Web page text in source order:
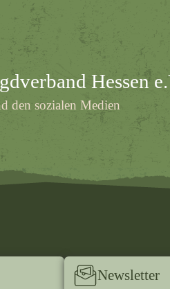
Hessen
den sozialen Medien
Newsletter